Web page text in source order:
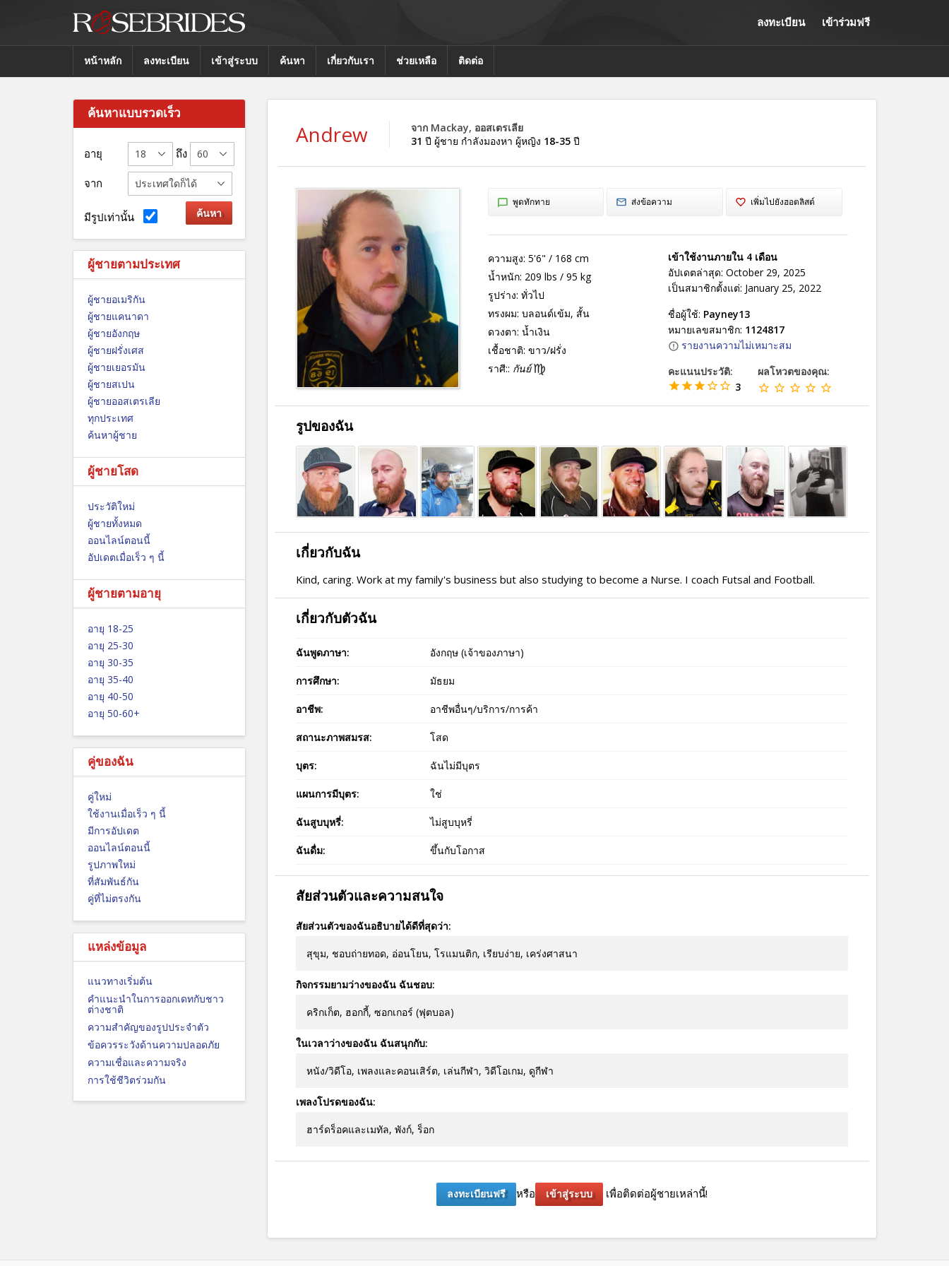
ลงทะเบียน เข้าร่วมฟรี
หน้าหลัก ลงทะเบียน เข้าสู่ระบบ ค้นหา เกี่ยวกับเรา ช่วยเหลือ ติดต่อ
ค้นหาแบบรวดเร็ว
อายุ ถึง
จาก
มีรูปเท่านั้น
ผู้ชายตามประเทศ
ผู้ชายอเมริกัน
ผู้ชายแคนาดา
ผู้ชายอังกฤษ
ผู้ชายฝรั่งเศส
ผู้ชายเยอรมัน
ผู้ชายสเปน
ผู้ชายออสเตรเลีย
ทุกประเทศ
ค้นหาผู้ชาย
ผู้ชายโสด
ประวัติใหม่
ผู้ชายทั้งหมด
ออนไลน์ตอนนี้
อัปเดตเมื่อเร็ว ๆ นี้
ผู้ชายตามอายุ
อายุ 18-25
อายุ 25-30
อายุ 30-35
อายุ 35-40
อายุ 40-50
อายุ 50-60+
คู่ของฉัน
คู่ใหม่
ใช้งานเมื่อเร็ว ๆ นี้
มีการอัปเดต
ออนไลน์ตอนนี้
รูปภาพใหม่
ที่สัมพันธ์กัน
คู่ที่ไม่ตรงกัน
แหล่งข้อมูล
แนวทางเริ่มต้น
คำแนะนำในการออกเดทกับชาว
ต่างชาติ
ความสำคัญของรูปประจำตัว
ข้อควรระวังด้านความปลอดภัย
ความเชื่อและความจริง
การใช้ชีวิตร่วมกัน
Andrew
จาก Mackay, ออสเตรเลีย
31 ปี ผู้ชาย กำลังมองหา ผู้หญิง 18-35ปี
พูดทักทาย ส่งข้อความ เพิ่มไปยังฮอตลิสต์
ความสูง: 5'6" / 168 cm
น้ำหนัก: 209 lbs / 95 kg
รูปร่าง: ทั่วไป
ทรงผม: บลอนด์เข้ม, สั้น
ดวงตา: น้ำเงิน
เชื้อชาติ: ขาว/ฝรั่ง
ราศี:: กันย์
เข้าใช้งานภายใน 4 เดือน
อัปเดตล่าสุด: October 29, 2025
เป็นสมาชิกตั้งแต่: January 25, 2022
ชื่อผู้ใช้: Payney13
หมายเลขสมาชิก: 1124817
รายงานความไม่เหมาะสม
คะแนนประวัติ:
3
ผลโหวตของคุณ:
รูปของฉัน
เกี่ยวกับฉัน
Kind, caring. Work at my family's business but also studying to become a Nurse. I coach Futsal and Football.
เกี่ยวกับตัวฉัน
ฉันพูดภาษา: อังกฤษ (เจ้าของภาษา)
การศึกษา: มัธยม
อาชีพ: อาชีพอื่นๆ/บริการ/การค้า
สถานะภาพสมรส: โสด
บุตร: ฉันไม่มีบุตร
แผนการมีบุตร: ใช่
ฉันสูบบุหรี่: ไม่สูบบุหรี่
ฉันดื่ม: ขึ้นกับโอกาส
สัยส่วนตัวและความสนใจ
สัยส่วนตัวของฉันอธิบายได้ดีที่สุดว่า:
สุขุม, ชอบถ่ายทอด, อ่อนโยน, โรแมนติก, เรียบง่าย, เคร่งศาสนา
กิจกรรมยามว่างของฉัน ฉันชอบ:
คริกเก็ต, ฮอกกี้, ซอกเกอร์ (ฟุตบอล)
ในเวลาว่างของฉัน ฉันสนุกกับ:
หนัง/วิดีโอ, เพลงและคอนเสิร์ต, เล่นกีฬา, วิดีโอเกม, ดูกีฬา
เพลงโปรดของฉัน:
ฮาร์ดร็อคและเมทัล, พังก์, ร็อก
ลงทะเบียนฟรี หรือ เข้าสู่ระบบ เพื่อติดต่อผู้ชายเหล่านี้!